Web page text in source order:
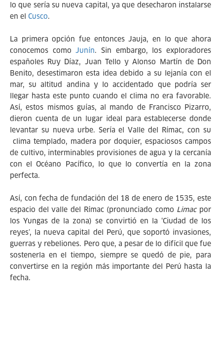
lo que sería su nueva capital, ya que desecharon instalarse
en el Cusco.
La primera opción fue entonces Jauja, en lo que ahora
conocemos comoJunín. Sin embargo, los exploradores
españoles Ruy Díaz, Juan Tello y Alonso Martín de Don
Benito, desestimaron esta idea debido a su lejanía con el
mar, su altitud andina y lo accidentado que podría ser
llegar hasta este punto cuando el clima no era favorable.
Así, estos mismos guías, al mando de Francisco Pizarro,
dieron cuenta de un lugar ideal para establecerse donde
levantar su nueva urbe. Sería el Valle del Rímac, con su
clima templado, madera por doquier, espaciosos campos
de cultivo, interminables provisiones de agua y la cercanía
con el Océano Pacífico, lo que lo convertía en la zona
perfecta.
Así, con fecha de fundación del 18 de enero de 1535, este
espacio del valle del Rímac (pronunciado como Limacpor
los Yungas de la zona) se convirtió en la ‘Ciudad de los
reyes’, la nueva capital del Perú, que soportó invasiones,
guerras y rebeliones. Pero que, a pesar de lo difícil que fue
sostenerla en el tiempo, siempre se quedó de pie, para
convertirse en la región más importante del Perú hasta la
fecha.